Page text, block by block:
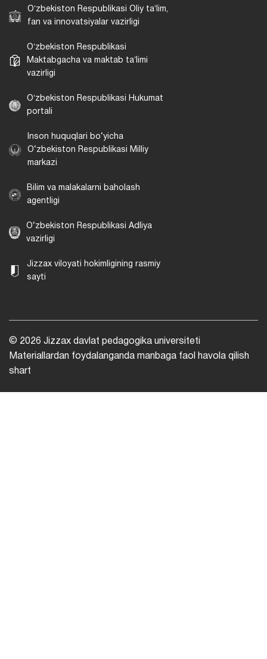
Oʻzbekiston Respublikasi Oliy taʼlim,
fan va innovatsiyalar vazirligi
Oʻzbekiston Respublikasi
Maktabgacha va maktab taʼlimi
vazirligi
Oʻzbekiston Respublikasi Hukumat
portali
Inson huquqlari bo‘yicha
O‘zbekiston Respublikasi Milliy
markazi
Bilim va malakalarni baholash
agentligi
O‘zbekiston Respublikasi Adliya
vazirligi
Jizzax viloyati hokimligining rasmiy
sayti
© 2026 Jizzax davlat pedagogika universiteti
Materiallardan foydalanganda manbaga faol havola qilish
shart